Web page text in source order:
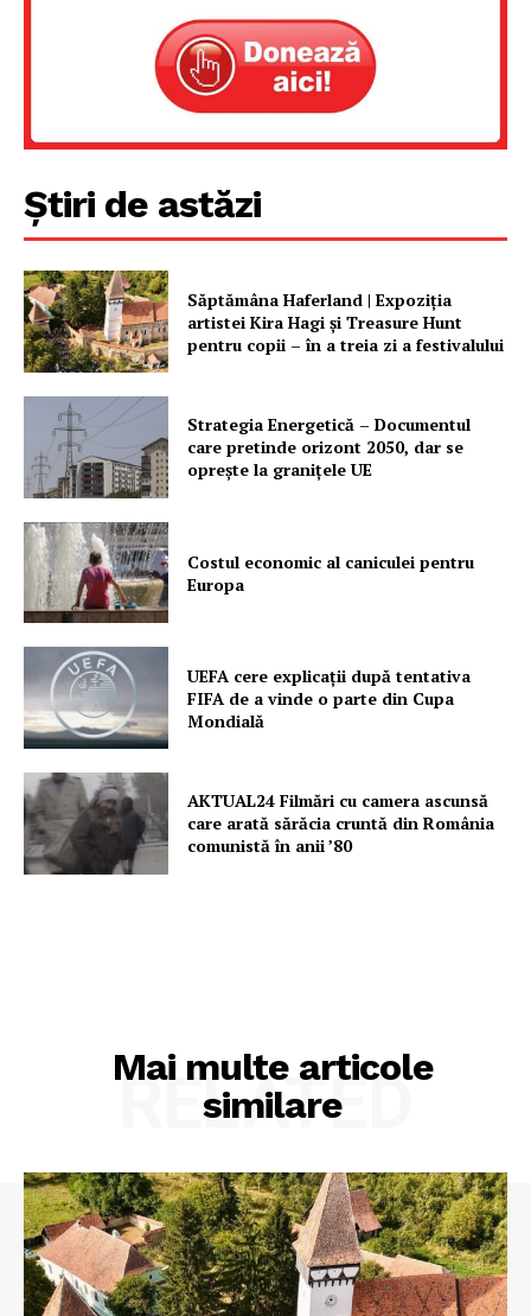
PRESShub
Despre noi / Echipa
Proiecte editoriale
Rețea
Știri de astăzi
Săptămâna Haferland | Expoziţia
artistei Kira Hagi şi Treasure Hunt
pentru copii – în a treia zi a festivalului
Strategia Energetică – Documentul
care pretinde orizont 2050, dar se
oprește la granițele UE
Costul economic al caniculei pentru
Europa
UEFA cere explicații după tentativa
FIFA de a vinde o parte din Cupa
Mondială
AKTUAL24 Filmări cu camera ascunsă
care arată sărăcia cruntă din România
comunistă în anii ’80
Mai multe articole
similare
RELATED